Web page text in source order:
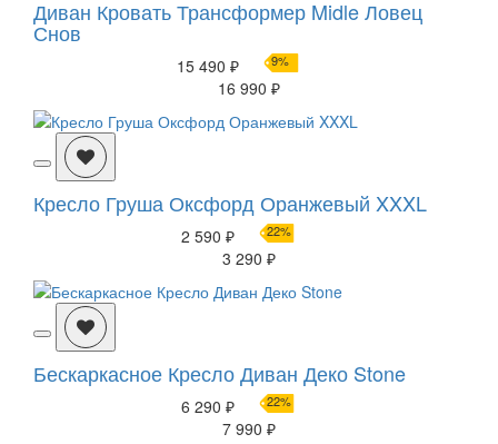
Диван Кровать Трансформер Midle Ловец
Снов
15 490 ₽ 9%
16 990 ₽
Кресло Груша Оксфорд Оранжевый XXXL
2 590 ₽ 22%
3 290 ₽
Бескаркасное Кресло Диван Деко Stone
6 290 ₽ 22%
7 990 ₽